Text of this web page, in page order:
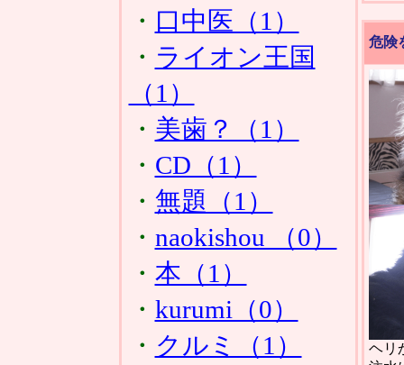
・ 口中医（1）
・ ライオン王国
（1）
・ 美歯？（1）
・ CD（1）
・ 無題（1）
・ naokishou （0）
・ 本（1）
・ kurumi（0）
・ クルミ（1）
危険
ヘリ